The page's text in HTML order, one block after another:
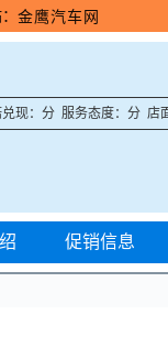
金鹰汽车网
兑现：分 服务态度：分 店
促销信息